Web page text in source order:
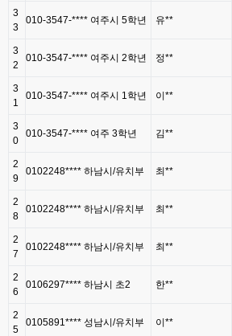
3
3
010-3547-**** 여주시 5학년 유**
3
2
010-3547-**** 여주시 2학년 정**
3
1
010-3547-**** 여주시 1학년 이**
3
0
010-3547-**** 여주 3학년 김**
2
9
0102248**** 하남시/유치부 최**
2
8
0102248**** 하남시/유치부 최**
2
7
0102248**** 하남시/유치부 최**
2
6
0106297**** 하남시 초2 한**
2
5
0105891**** 성남시/유치부 이**